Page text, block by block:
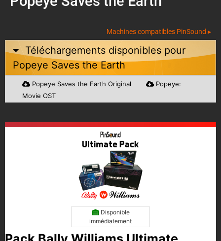
Machines compatibles PinSound ▸
Téléchargements disponibles pour
Popeye Saves the Earth
Popeye Saves the Earth Original
Popeye:
Movie OST
Disponible
immédiatement